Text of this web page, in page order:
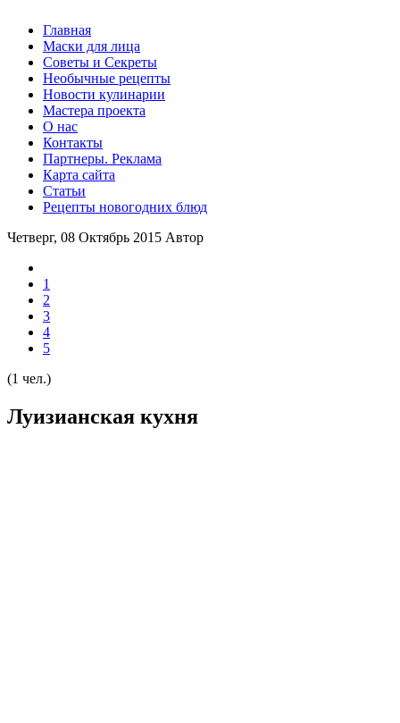
Главная
Маски для лица
Советы и Секреты
Необычные рецепты
Новости кулинарии
Мастера проекта
О нас
Контакты
Партнеры. Реклама
Карта сайта
Статьи
Рецепты новогодних блюд
Четверг, 08 Октябрь 2015 Автор
1
2
3
4
5
(1 чел.)
Луизианская кухня